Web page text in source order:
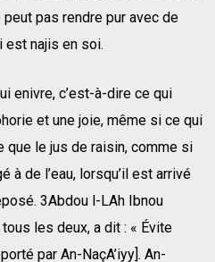
peut pas rendre pur avec de
est najis en soi.
enivre, c’est-à-dire ce qui
et une joie, même si ce qui
que le jus de raisin, comme si
à de l’eau, lorsqu’il est arrivé
3Abdou l-LAh Ibnou
les deux, a dit : « Évite
par An-NaçA’iyy]. An-